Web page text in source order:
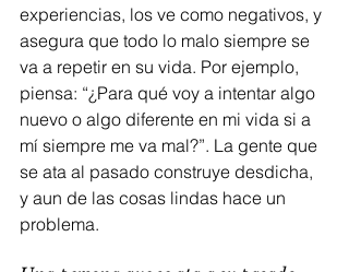
experiencias, los ve como negativos, y
asegura que todo lo malo siempre se
va a repetir en su vida. Por ejemplo,
piensa: “¿Para qué voy a intentar algo
nuevo o algo diferente en mi vida si a
mí siempre me va mal?”. La gente que
se ata al pasado construye desdicha,
y aun de las cosas lindas hace un
problema.